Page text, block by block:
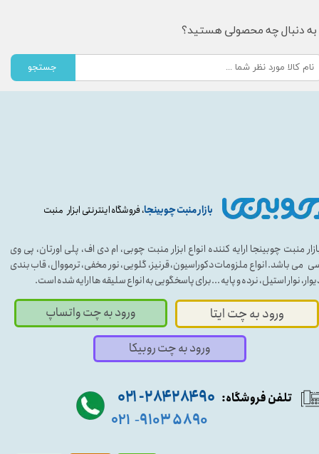
بازار منبت چوبینجا، فروشگاه اینترنتی ابزار منبت
منبت چوبینجا ارایه کننده انواع ابزار منبت چوبی، ام دی اف، پلی اورتان، پی وی
می باشد. انواع ملزومات دکوراسیون، قرنیز، گلویی، نور مخفی، ترمووال، قاب بندی
نوار استیل، نرده و پایه ...برای پاسخگویی به انواع سلیقه ها ارایه شده است.
ورود به چت ایتا ورود به چت واتساپ
تلفن فروشگاه: ۹۰ ۲۸۴ ۲۸۴- ۰۲۱
۵۸۹۰ ۹۱۰۳ -۰۲۱
ورود به چت روبیکا
به دنبال چه محصولی هستید؟
جستجو